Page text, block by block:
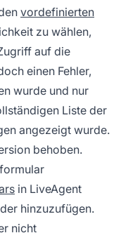
vordefinierten
zu wählen,
auf die
einen Fehler,
wurde und nur
Liste der
angezeigt wurde.
behoben.
in LiveAgent
hinzuzufügen.
nicht